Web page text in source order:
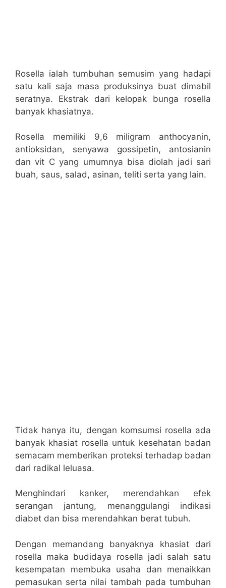
Rosella ialah tumbuhan semusim yang hadapi
satu kali saja masa produksinya buat dimabil
seratnya. Ekstrak dari kelopak bunga rosella
banyak khasiatnya.
Rosella memiliki 9,6 miligram anthocyanin,
antioksidan, senyawa gossipetin, antosianin
dan vit C yang umumnya bisa diolah jadi sari
buah, saus, salad, asinan, teliti serta yang lain.
Tidak hanya itu, dengan komsumsi rosella ada
banyak khasiat rosella untuk kesehatan badan
semacam memberikan proteksi terhadap badan
dari radikal leluasa.
Menghindari kanker, merendahkan efek
serangan jantung, menanggulangi indikasi
diabet dan bisa merendahkan berat tubuh.
Dengan memandang banyaknya khasiat dari
rosella maka budidaya rosella jadi salah satu
kesempatan membuka usaha dan menaikkan
pemasukan serta nilai tambah pada tumbuhan